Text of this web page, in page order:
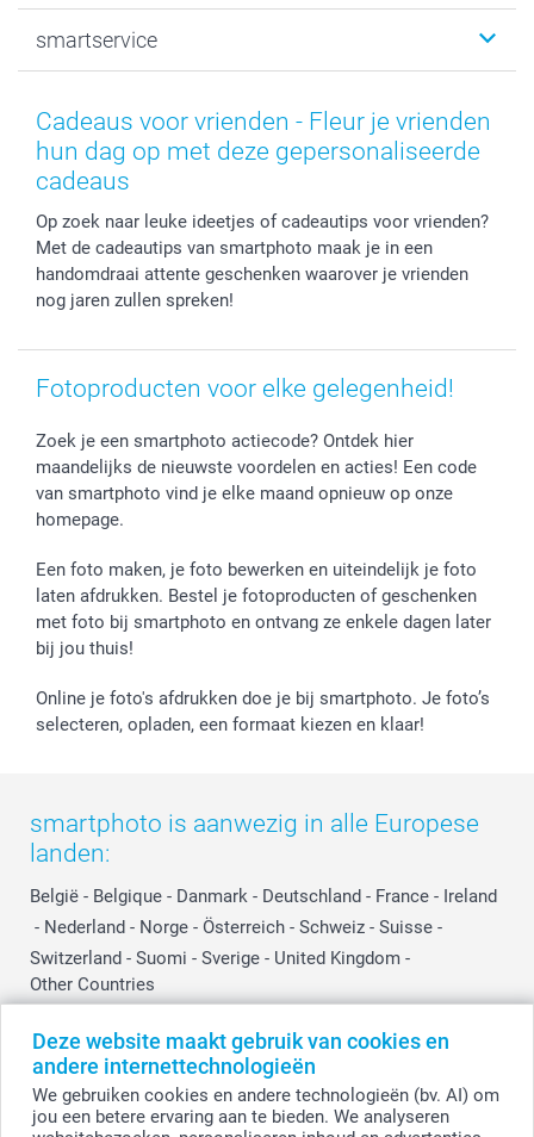
Deze website maakt gebruik van cookies en
andere internettechnologieën
We gebruiken cookies en andere technologieën (bv. AI) om
jou een betere ervaring aan te bieden. We analyseren
MyNameBook
Stickers en Etiketten
Fotokaders, Decoratie en Snoepjes
Fotokalenders & Fotoagenda's
Communie- en Lentefeest
Geschenken voor hem
Afstuderen
Moederdag
Verjaardag
Geboorte
Duurzaamheid
Voorwaarden
Herroepingsrecht
Klachtenregeling
Privacybeleid
Cookiebeleid
Prijslijst
smartservice
smartgarantie
smartbonus
Betalingsmogelijkheden
Levering
Mijn orderstatus
smartfriends
Cadeaus voor vrienden - Fleur je vrienden
hun dag op met deze gepersonaliseerde
cadeaus
Op zoek naar leuke ideetjes of cadeautips voor vrienden?
Met de cadeautips van smartphoto maak je in een
handomdraai attente geschenken waarover je vrienden
nog jaren zullen spreken!
Fotoproducten voor elke gelegenheid!
Zoek je een smartphoto actiecode? Ontdek hier
maandelijks de nieuwste voordelen en acties! Een code
van smartphoto vind je elke maand opnieuw op onze
homepage.
Een foto maken, je foto bewerken en uiteindelijk je foto
laten afdrukken. Bestel je fotoproducten of geschenken
met foto bij smartphoto en ontvang ze enkele dagen later
bij jou thuis!
Online je foto's afdrukken doe je bij smartphoto. Je foto’s
selecteren, opladen, een formaat kiezen en klaar!
smartphoto is aanwezig in alle Europese
landen:
België - Belgique - Danmark - Deutschland - France - Ireland
- Nederland - Norge - Österreich - Schweiz - Suisse -
Switzerland - Suomi - Sverige - United Kingdom -
Other Countries
Alle prijzen zijn in EURO (€) inclusief BTW en exclusief verzendkosten.